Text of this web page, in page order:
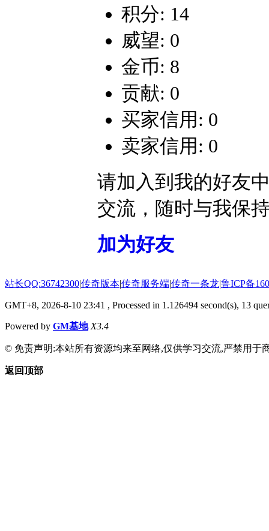
积分: 14
威望: 0
金币: 8
贡献: 0
买家信用: 0
卖家信用: 0
请加入到我的好友
交流，随时与我保
加为好友
站长QQ:36742300|传奇版本|传奇服务端|传奇一条龙|鲁ICP备
GMT+8, 2026-8-10 23:41 , Processed in 1.126494 second(s), 13
Powered by GM基地 X3.4
© 免责声明:本站所有资源均来至网络,仅供学习交流,严禁用于
返回顶部